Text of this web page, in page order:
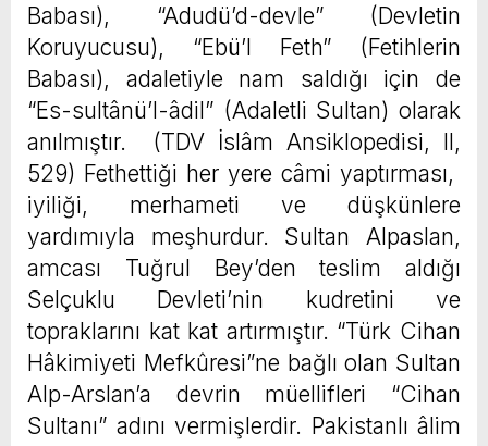
Babası), “Adudü’d-devle” (Devletin
Koruyucusu), “Ebü’l Feth” (Fetihlerin
Babası), adaletiyle nam saldığı için de
“Es-sultânü’l-âdil” (Adaletli Sultan) olarak
anılmıştır. (TDV İslâm Ansiklopedisi, ll,
529) Fethettiği her yere câmi yaptırması,
iyiliği, merhameti ve düşkünlere
yardımıyla meşhurdur. Sultan Alpaslan,
amcası Tuğrul Bey’den teslim aldığı
Selçuklu Devleti’nin kudretini ve
topraklarını kat kat artırmıştır. “Türk Cihan
Hâkimiyeti Mefkûresi”ne bağlı olan Sultan
Alp-Arslan’a devrin müellifleri “Cihan
Sultanı” adını vermişlerdir. Pakistanlı âlim